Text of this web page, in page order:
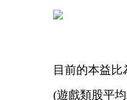
目前的本益
(遊戲類股平